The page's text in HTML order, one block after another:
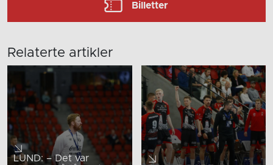
Billetter
Relaterte artikler
LUND: – Det var